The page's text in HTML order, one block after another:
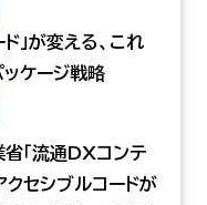
ド」が変える、これ
ケージ戦略
「流通DXコンテ
クセシブルコードが